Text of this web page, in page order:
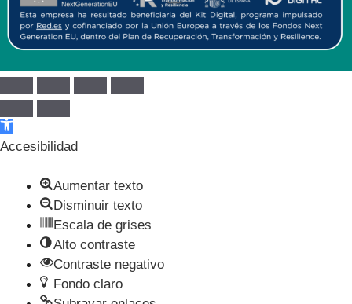
Abrir barra de herramientas
Accesibilidad
Aumentar texto
Disminuir texto
Escala de grises
Alto contraste
Contraste negativo
Fondo claro